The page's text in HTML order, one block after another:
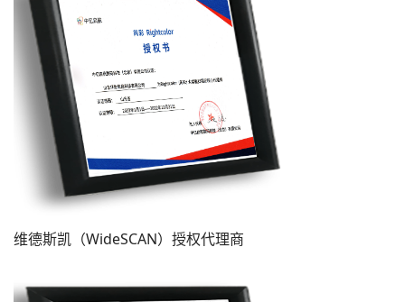
维德斯凯（WideSCAN）授权代理商